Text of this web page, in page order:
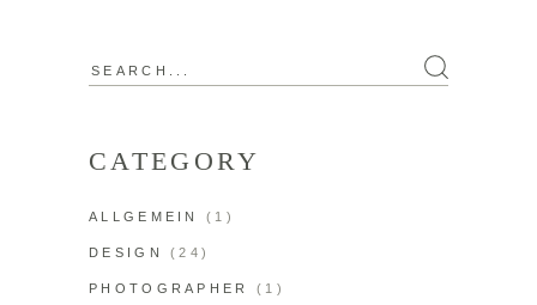
CATEGORY
ALLGEMEIN (1)
DESIGN (24)
PHOTOGRAPHER (1)